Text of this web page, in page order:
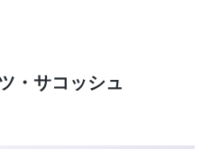
・サコッシュ